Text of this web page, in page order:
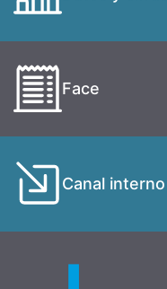
Face
Canal